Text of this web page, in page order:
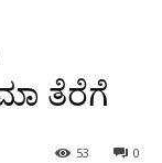
ತೆರೆಗೆ
0
53